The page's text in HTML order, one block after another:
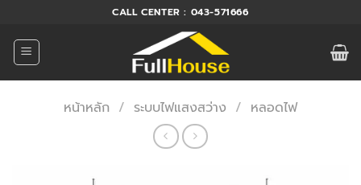
ยัง
เนื้อหา
CALL CENTER : 043-571666
หน้าหลัก / ระบบไฟแสงสว่าง / หลอดไฟ